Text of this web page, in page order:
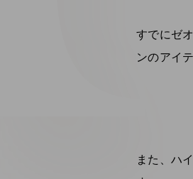
すでにゼ
ンのアイ
また、ハ